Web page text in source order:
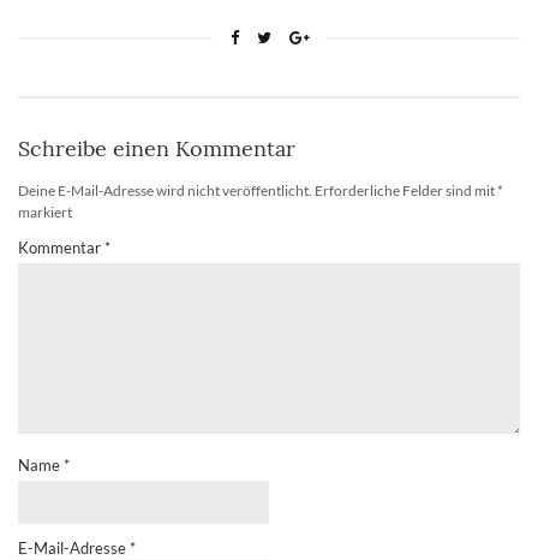
Schreibe einen Kommentar
Deine E-Mail-Adresse wird nicht veröffentlicht. Erforderliche Felder sind mit *
markiert
Kommentar *
Name *
E-Mail-Adresse *